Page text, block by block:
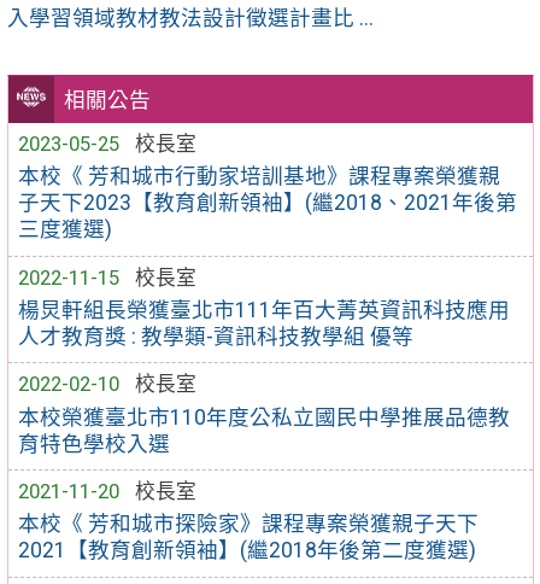
相關公告
2023-05-25
校長室
本校《 芳和城市行動家培訓基地》課程專案榮獲親
子天下2023【教育創新領袖】(繼2018、2021年後第
三度獲選)
2022-11-15
校長室
楊炅軒組長榮獲臺北市111年百大菁英資訊科技應用
人才教育獎 : 教學類-資訊科技教學組 優等
2022-02-10
校長室
本校榮獲臺北市110年度公私立國民中學推展品德教
育特色學校入選
2021-11-20
校長室
本校《 芳和城市探險家》課程專案榮獲親子天下
2021【教育創新領袖】(繼2018年後第二度獲選)
入學習領域教材教法設計徵選計畫比 ...